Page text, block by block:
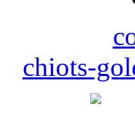
chiots-